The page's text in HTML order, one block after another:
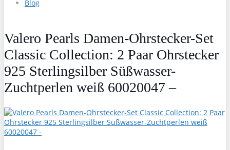
Blog
Valero Pearls Damen-Ohrstecker-Set
Classic Collection: 2 Paar Ohrstecker
925 Sterlingsilber Süßwasser-
Zuchtperlen weiß 60020047 –